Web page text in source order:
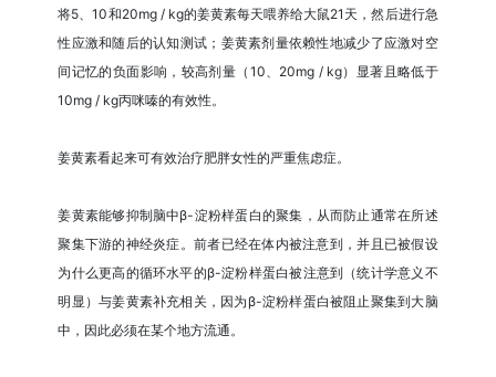
将5、10和20mg / kg的姜黄素每天喂养给大鼠21天，然后进行急
性应激和随后的认知测试；姜黄素剂量依赖性地减少了应激对空
间记忆的负面影响，较高剂量（10、20mg / kg）显著且略低于
10mg / kg丙咪嗪的有效性。
姜黄素看起来可有效治疗肥胖女性的严重焦虑症。
姜黄素能够抑制脑中β-淀粉样蛋白的聚集，从而防止通常在所述
聚集下游的神经炎症。前者已经在体内被注意到，并且已被假设
为什么更高的循环水平的β-淀粉样蛋白被注意到（统计学意义不
明显）与姜黄素补充相关，因为β-淀粉样蛋白被阻止聚集到大脑
中，因此必须在某个地方流通。